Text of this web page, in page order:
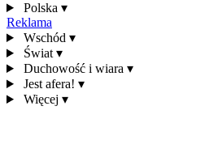
Polska ▾
Reklama
Wschód ▾
Świat ▾
Duchowość i wiara ▾
Jest afera! ▾
Więcej ▾